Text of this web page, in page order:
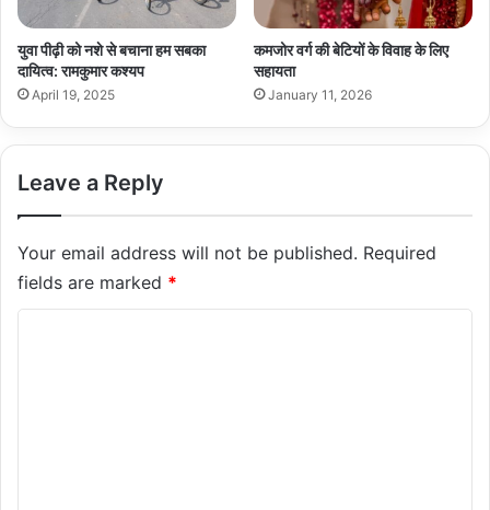
युवा पीढ़ी को नशे से बचाना हम सबका
दायित्व: रामकुमार कश्यप
April 19, 2025
कमजोर वर्ग की बेटियों के विवाह के लिए
सहायता
January 11, 2026
Leave a Reply
Your email address will not be published. Required
fields are marked *